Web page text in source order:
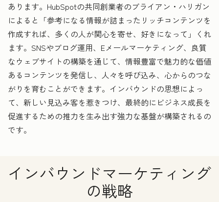
あります。HubSpotの共同創業者のブライアン・ハリガン
によると「参考になる情報が詰まったリッチコンテンツを
作成すれば、多くの人が関心を寄せ、好きになって」くれ
ます。SNSやブログ運用、Eメールマーケティング、良質
なウェブサイトの構築を通じて、情報豊富で魅力的な価値
あるコンテンツを発信し、人々を呼び込み、心からのつな
がりを育むことができます。インバウンドの思想によっ
て、新しい見込み客を惹きつけ、最終的にビジネス成長を
促進するための推力を生み出す強力な基盤が構築されるの
です。
インバウンドマーケティング
の戦略